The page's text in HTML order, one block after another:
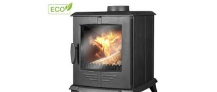
95.800,00 ден.. 92.080,00 ден..